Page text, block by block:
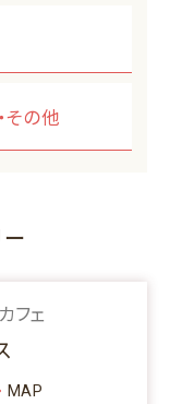
その他
フェ
MAP